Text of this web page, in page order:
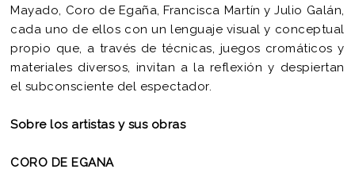
Mayado, Coro de Egaña, Francisca Martín y Julio Galán,
cada uno de ellos con un lenguaje visual y conceptual
propio que, a través de técnicas, juegos cromáticos y
materiales diversos, invitan a la reflexión y despiertan
el subconsciente del espectador.
Sobre los artistas y sus obras
CORO DE EGANA